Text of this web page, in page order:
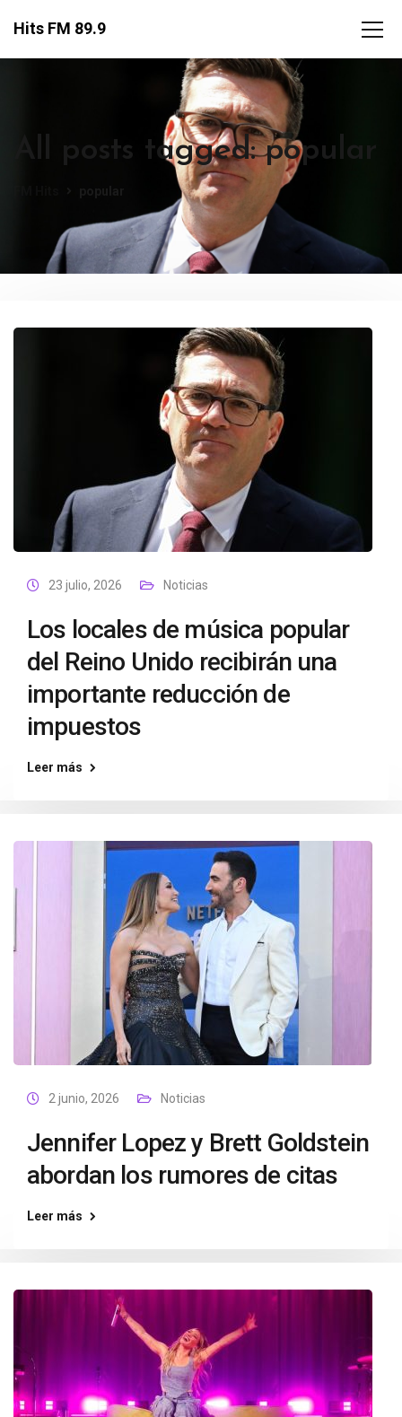
Hits FM 89.9
All posts tagged: popular
23 julio, 2026 Noticias
Los locales de música popular
del Reino Unido recibirán una
importante reducción de
impuestos
Leer más
2 junio, 2026 Noticias
Jennifer Lopez y Brett Goldstein
abordan los rumores de citas
Leer más